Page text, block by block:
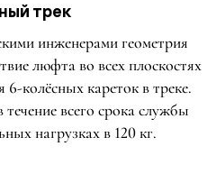
трек
инженерами геометрия
люфта во всех плоскостях
колёсных кареток в треке.
всего срока службы
нагрузках в 120 кг.